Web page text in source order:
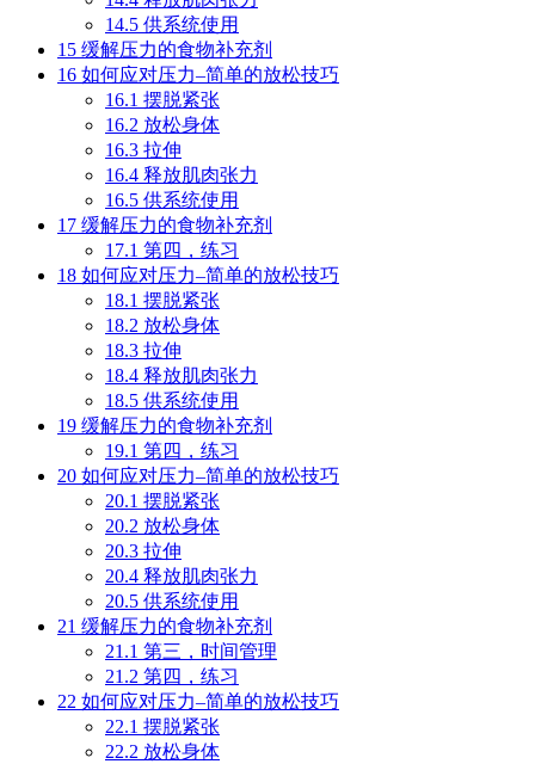
14.5 供系统使用
15 缓解压力的食物补充剂
16 如何应对压力–简单的放松技巧
16.1 摆脱紧张
16.2 放松身体
16.3 拉伸
16.4 释放肌肉张力
16.5 供系统使用
17 缓解压力的食物补充剂
17.1 第四，练习
18 如何应对压力–简单的放松技巧
18.1 摆脱紧张
18.2 放松身体
18.3 拉伸
18.4 释放肌肉张力
18.5 供系统使用
19 缓解压力的食物补充剂
19.1 第四，练习
20 如何应对压力–简单的放松技巧
20.1 摆脱紧张
20.2 放松身体
20.3 拉伸
20.4 释放肌肉张力
20.5 供系统使用
21 缓解压力的食物补充剂
21.1 第三，时间管理
21.2 第四，练习
22 如何应对压力–简单的放松技巧
22.1 摆脱紧张
22.2 放松身体